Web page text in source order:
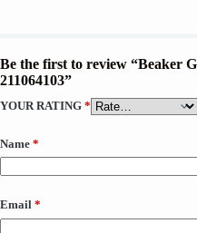
Be the first to review “Beaker
211064103”
YOUR RATING *
Name *
Email *